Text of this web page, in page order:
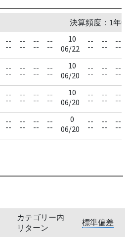
決算頻度：1年
--
--
--
--
--
--
--
--
10
06/22
--
--
--
--
--
--
--
--
--
--
--
--
--
--
10
06/20
--
--
--
--
--
--
--
--
--
--
--
--
--
--
10
06/20
--
--
--
--
--
--
--
--
--
--
--
--
--
--
0
06/20
--
--
--
--
--
--
カテゴリー内
リターン
標準偏差